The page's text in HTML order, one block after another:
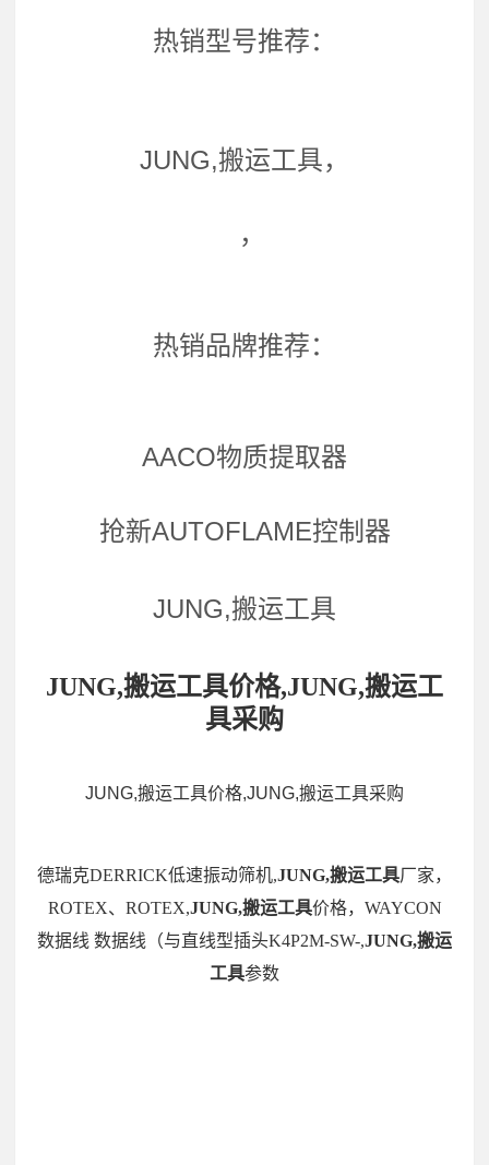
热销型号推荐：
JUNG,搬运工具，
，
热销品牌推荐：
AACO物质提取器
抢新AUTOFLAME控制器
JUNG,搬运工具
JUNG,搬运工具价格,JUNG,搬运工
具采购
JUNG,搬运工具价格,JUNG,搬运工具采购
德瑞克DERRICK低速振动筛机,JUNG,搬运工具厂家，
ROTEX、ROTEX,JUNG,搬运工具价格，WAYCON
数据线 数据线（与直线型插头K4P2M-SW-,JUNG,搬运
工具参数